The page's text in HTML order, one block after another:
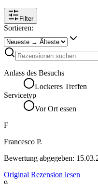
Filter
Sortieren:
Anlass des Besuchs
Lockeres Treffen
Servicetyp
Vor Ort essen
F
Francesco P.
Bewertung abgegeben:
Original Rezension lesen